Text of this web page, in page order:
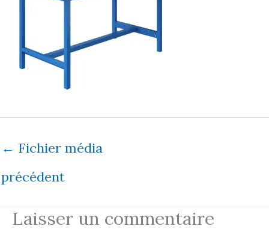
← Fichier média
précédent
Laisser un commentaire